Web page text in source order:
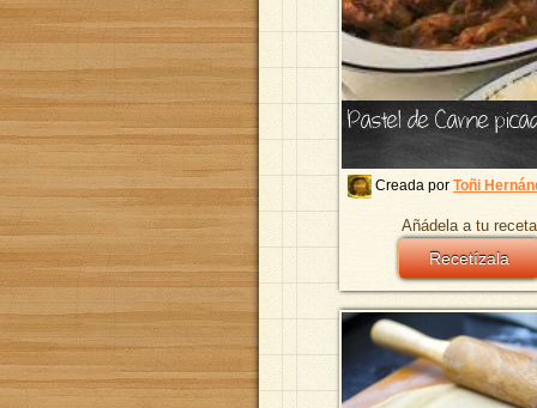
Pastel de Carne
Creada por Toñi
Añádela a tu
Recetízala